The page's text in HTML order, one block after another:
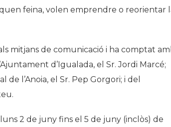
feina, volen emprendre o reorientar
mitjans de comunicació i ha comptat
d’Igualada, el Sr. Jordi Marcé;
l’Anoia, el Sr. Pep Gorgori; i del
2 de juny fins el 5 de juny (inclòs) de